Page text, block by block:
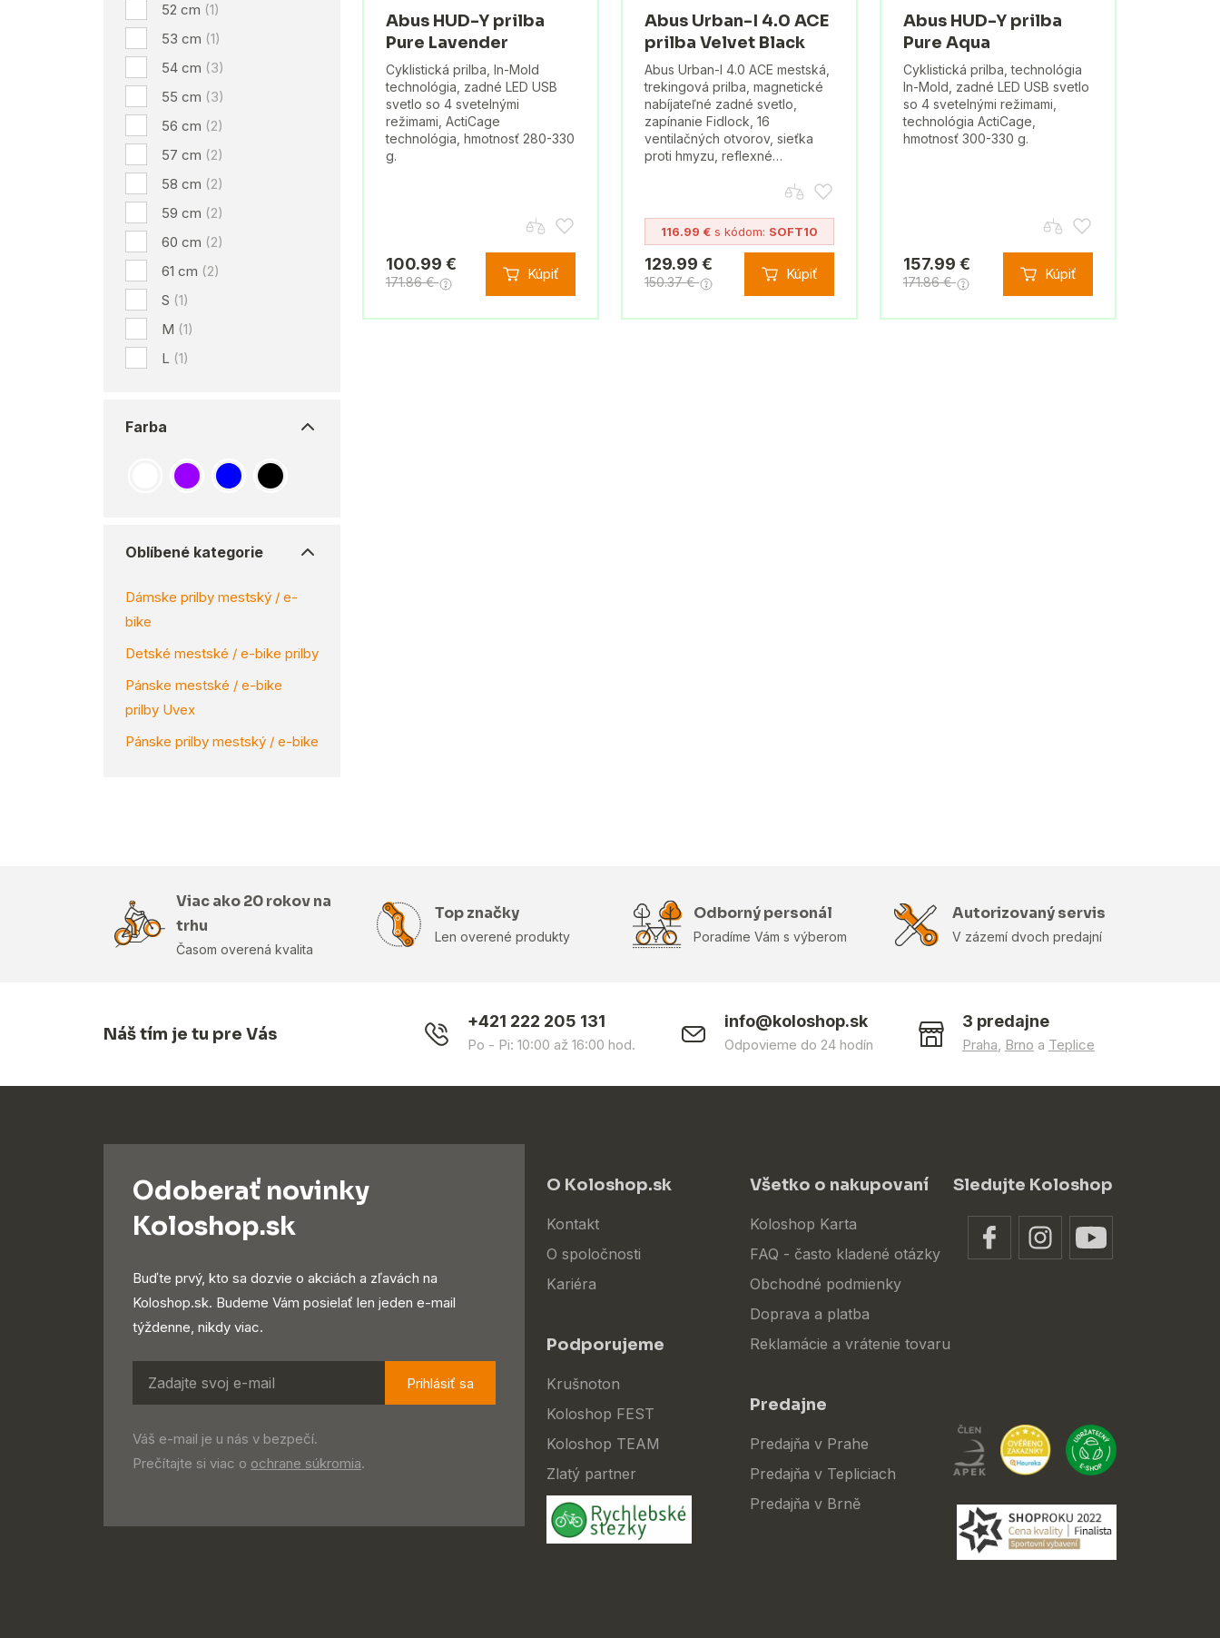
52 cm (1)
53 cm (1)
54 cm (3)
55 cm (3)
56 cm (2)
57 cm (2)
58 cm (2)
59 cm (2)
60 cm (2)
61 cm (2)
S (1)
M (1)
L (1)
Farba
Oblíbené kategorie
Dámske prilby mestský / e-
bike
Detské mestské / e-bike prilby
Pánske mestské / e-bike
prilby Uvex
Pánske prilby mestský / e-bike
Abus HUD-Y prilba
Pure Lavender
Cyklistická prilba, In-Mold
technológia, zadné LED USB
svetlo so 4 svetelnými
režimami, ActiCage
technológia, hmotnosť 280-330
g.
100.99 €
171.86 € Kúpiť
Abus Urban-I 4.0 ACE
prilba Velvet Black
Abus Urban-I 4.0 ACE mestská,
trekingová prilba, magnetické
nabíjateľné zadné svetlo,
zapínanie Fidlock, 16
ventilačných otvorov, sieťka
proti hmyzu, reflexné…
116.99 €s kódom: SOFT10
129.99 €
150.37 € Kúpiť
Abus HUD-Y prilba
Pure Aqua
Cyklistická prilba, technológia
In-Mold, zadné LED USB svetlo
so 4 svetelnými režimami,
technológia ActiCage,
hmotnosť 300-330 g.
157.99 €
171.86 € Kúpiť
Viac ako 20 rokov na
trhu
Časom overená kvalita
Top značky
Len overené produkty
Odborný personál
Poradíme Vám s výberom
Autorizovaný servis
V zázemí dvoch predajní
Náš tím je tu pre Vás
+421 222 205 131
Po - Pi: 10:00 až 16:00 hod.
info@koloshop.sk
Odpovieme do 24 hodín
3 predajne
Praha, Brno a Teplice
Odoberať novinky
Koloshop.sk
Buďte prvý, kto sa dozvie o akciách a zľavách na
Koloshop.sk. Budeme Vám posielať len jeden e-mail
týždenne, nikdy viac.
Prihlásiť sa
Váš e-mail je u nás v bezpečí.
Prečítajte si viac o ochrane súkromia.
O Koloshop.sk
Kontakt
O spoločnosti
Kariéra
Podporujeme
Krušnoton
Koloshop FEST
Koloshop TEAM
Zlatý partner
Všetko o nakupovaní
Koloshop Karta
FAQ - často kladené otázky
Obchodné podmienky
Doprava a platba
Reklamácie a vrátenie tovaru
Predajne
Predajňa v Prahe
Predajňa v Tepliciach
Predajňa v Brně
Sledujte Koloshop